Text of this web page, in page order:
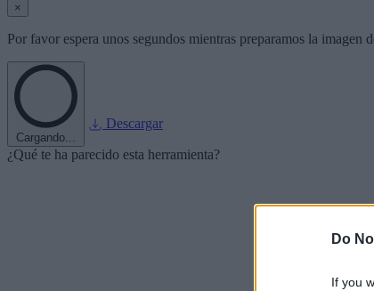
Do
If you
×
Por favor espera unos segundos mientras preparamos la imagen
Cargando...
Descargar
¿Qué te ha parecido esta herramienta?